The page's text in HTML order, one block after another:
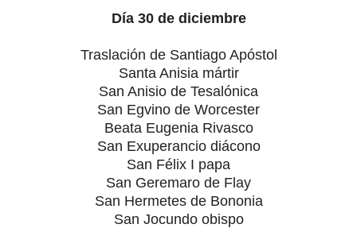
Día 30 de diciembre
Traslación de Santiago Apóstol
Santa Anisia mártir
San Anisio de Tesalónica
San Egvino de Worcester
Beata Eugenia Rivasco
San Exuperancio diácono
San Félix I papa
San Geremaro de Flay
San Hermetes de Bononia
San Jocundo obispo